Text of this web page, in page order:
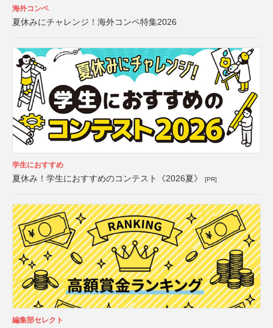
海外コンペ
夏休みにチャレンジ！海外コンペ特集2026
学生におすすめ
夏休み！学生におすすめのコンテスト《2026夏》 [PR]
編集部セレクト